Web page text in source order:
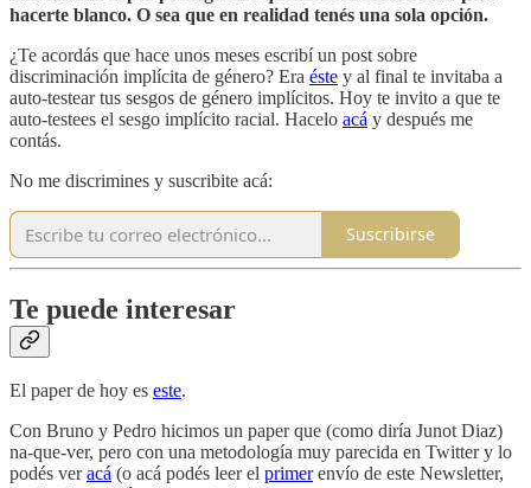
hacerte blanco. O sea que en realidad tenés una sola opción.
¿Te acordás que hace unos meses escribí un post sobre
discriminación implícita de género? Era éste y al final te invitaba a
auto-testear tus sesgos de género implícitos. Hoy te invito a que te
auto-testees el sesgo implícito racial. Hacelo acá y después me
contás.
No me discrimines y suscribite acá:
Suscribirse
Te puede interesar
El paper de hoy es este.
Con Bruno y Pedro hicimos un paper que (como diría Junot Diaz)
na-que-ver, pero con una metodología muy parecida en Twitter y lo
podés veracá (o acá podés leer el primerenvío de este Newsletter,